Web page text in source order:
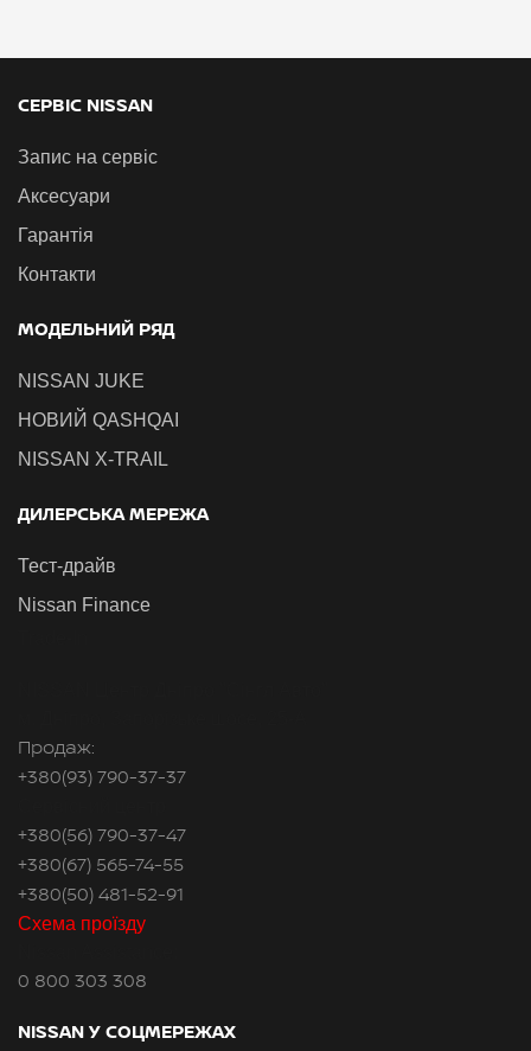
СЕРВІС NISSAN
Запис на сервіс
Аксесуари
Гарантія
Контакти
МОДЕЛЬНИЙ РЯД
NISSAN JUKE
НОВИЙ QASHQAI
NISSAN X-TRAIL
ДИЛЕРСЬКА МЕРЕЖА
Тест-драйв
Nissan Finance
Продаж:
+380(93) 790-37-37
+380(56) 790-37-47
+380(67) 565-74-55
+380(50) 481-52-91
Схема проїзду
0 800 303 308
NISSAN У СОЦМЕРЕЖАХ